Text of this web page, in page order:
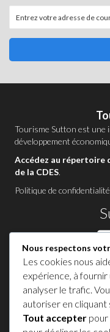
Tourisme Sutton est une
développement
Accédez au répertoire
de la CDES.
Politique de confidentialité
1
Nous respectons
Les cookies nous
expérience, à
analyser le trafic.
autoriser en cliquant
Tout accepter pour